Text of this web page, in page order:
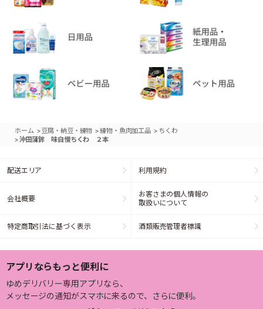
ホーム >豆腐・納豆・練物 >練物・魚肉加工品 > ちくわ
>沖田蒲鉾 味自慢ちくわ ２本
配送エリア 利用規約
会社概要
お客さまの個人情報の
取扱いについて
特定商取引法に基づく表示 酒類販売管理者標識
アプリならもっと便利に
ゆめデリバリー専用アプリなら、
メッセージの通知がスマホに来るので、さらに便利。